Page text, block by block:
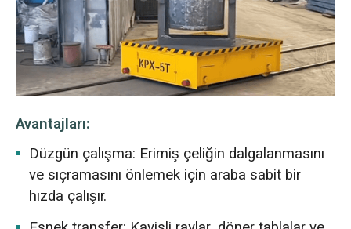
Avantajları:
Düzgün çalışma: Erimiş çeliğin dalgalanmasını
ve sıçramasını önlemek için araba sabit bir
hızda çalışır.